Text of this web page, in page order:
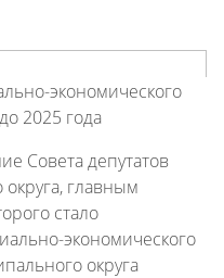
экономического
2025 года
Совета депутатов
главным
стало
экономического
округа